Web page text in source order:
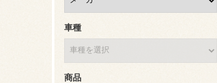
車種
商品